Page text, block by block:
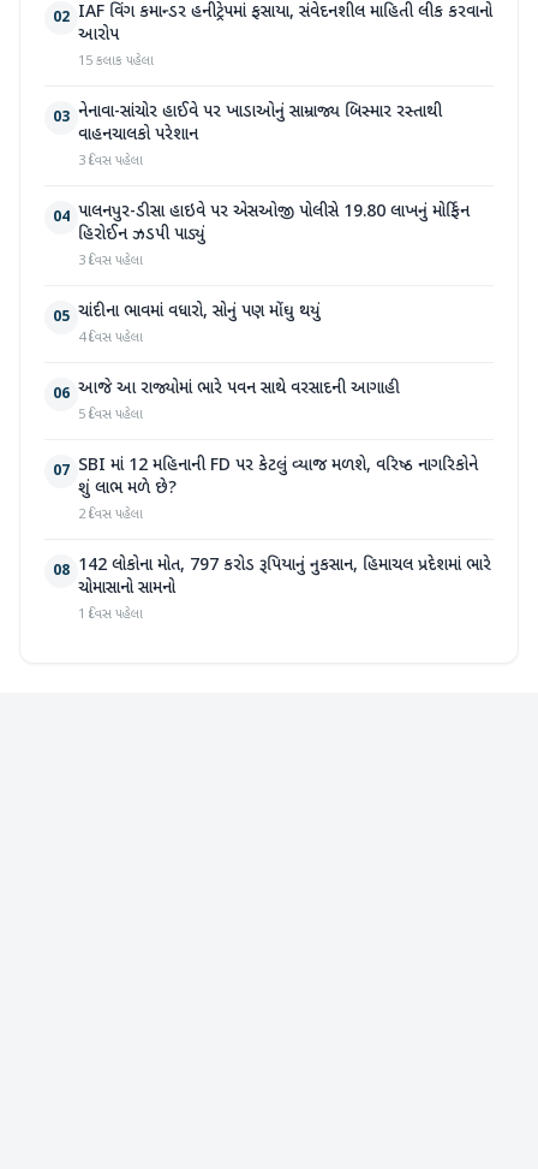
02 IAF વિંગ કમાન્ડર હનીટ્રેપમાં ફસાયા, સંવેદનશીલ માહિતી લીક કરવાનો
આરોપ
15 કલાક પહેલા
03 નેનાવા-સાંચોર હાઈવે પર ખાડાઓનું સામ્રાજ્ય બિસ્માર રસ્તાથી
વાહનચાલકો પરેશાન
3 દિવસ પહેલા
04 પાલનપુર-ડીસા હાઇવે પર એસઓજી પોલીસે 19.80 લાખનું મોર્ફિન
હિરોઈન ઝડપી પાડ્યું
3 દિવસ પહેલા
05 ચાંદીના ભાવમાં વધારો, સોનું પણ મોંઘુ થયું
4 દિવસ પહેલા
06 આજે આ રાજ્યોમાં ભારે પવન સાથે વરસાદની આગાહી
5 દિવસ પહેલા
07 SBI માં 12 મહિનાની FD પર કેટલું વ્યાજ મળશે, વરિષ્ઠ નાગરિકોને
શું લાભ મળે છે?
2 દિવસ પહેલા
08 142 લોકોના મોત, 797 કરોડ રૂપિયાનું નુકસાન, હિમાચલ પ્રદેશમાં ભારે
ચોમાસાનો સામનો
1 દિવસ પહેલા